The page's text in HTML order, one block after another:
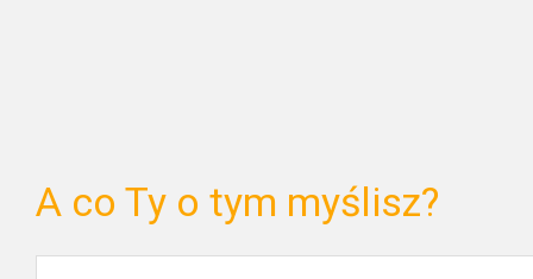
A co Ty o tym myślisz?